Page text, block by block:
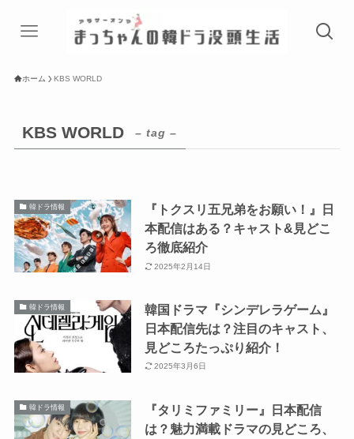
ホーム KBS WORLD
KBS WORLD – tag –
韓ドラ情報
『トクスリ五兄弟をお願い！』日
本配信はある？キャスト&見どこ
ろ徹底紹介
2025年2月14日
韓ドラ情報
韓国ドラマ『シンデレラゲーム』
日本配信先は？注目のキャスト、
見どころたっぷり紹介！
2025年3月6日
韓ドラ情報
『タリミファミリー』日本配信
は？魅力満載ドラマの見どころ、